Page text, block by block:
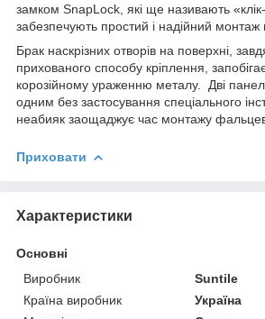
замком SnapLock, які ще називають
забезпечують простий і надійний монтаж
Брак наскрізних отворів на поверхні,
прихованого способу кріплення,
корозійному ураженню металу. Дві
одним без застосування спеціального
неабияк заощаджує час монтажу
Приховати
Характеристики
Основні
Виробник
Suntile
Країна виробник
Україна